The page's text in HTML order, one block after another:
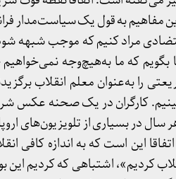
مفاهیم به قول یک سیاست‌مدار
مراد کنیم که موجب شبهه
که ما به‌هیچ‌وجه نمی‌خواهیم
را به‌عنوان معلم انقلاب
کارگران در یک صحنه عکس
سال در بسیاری از تلویزیون‌های
این است که به اندازه کافی
کردیم»، اشتباهی که کردیم